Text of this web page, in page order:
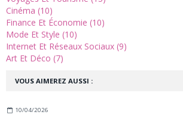
VOUS AIMEREZ AUSSI :
10/04/2026
Cinéma (10)
Finance Et Économie (10)
Mode Et Style (10)
Internet Et Réseaux Sociaux (9)
Art Et Déco (7)